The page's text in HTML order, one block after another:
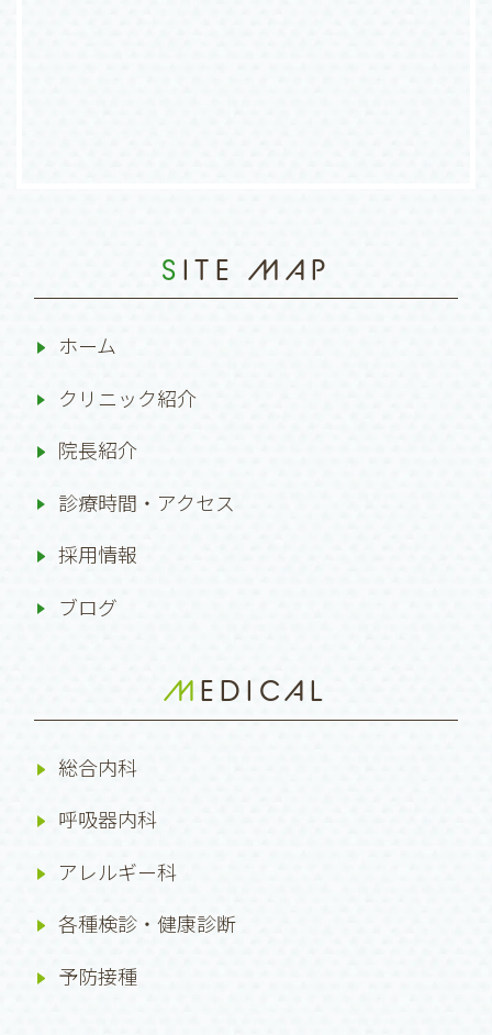
SITE MAP
ホーム
クリニック紹介
院長紹介
診療時間・アクセス
採用情報
ブログ
MEDICAL
総合内科
呼吸器内科
アレルギー科
各種検診・健康診断
予防接種